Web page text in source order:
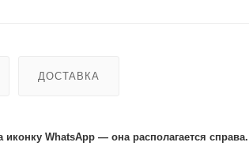
ДОСТАВКА
WhatsApp — она располагается